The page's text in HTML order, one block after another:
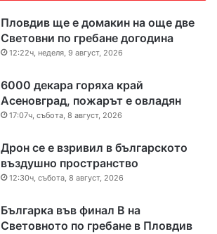
Пловдив ще е домакин на още две
Световни по гребане догодина
12:22ч, неделя, 9 август, 2026
6000 декара горяха край
Асеновград, пожарът е овладян
17:07ч, събота, 8 август, 2026
Дрон се е взривил в българското
въздушно пространство
12:30ч, събота, 8 август, 2026
Българка във финал B на
Световното по гребане в Пловдив